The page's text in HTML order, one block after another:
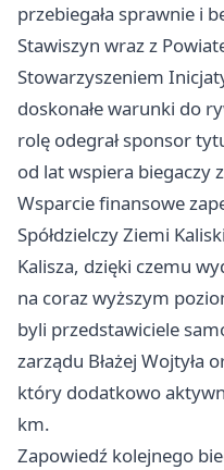
przebiegała sprawnie i
Stawiszyn wraz z
Stowarzyszeniem
doskonałe warunki do
rolę odegrał sponsor
od lat wspiera biegaczy
Wsparcie finansowe
Spółdzielczy Ziemi
Kalisza, dzięki czemu
na coraz wyższym
byli przedstawiciele
zarządu Błażej Wojtyła
który dodatkowo
km.
Zapowiedź kolejnego